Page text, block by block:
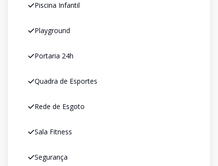
Piscina Infantil
Playground
Portaria 24h
Quadra de Esportes
Rede de Esgoto
Sala Fitness
Segurança